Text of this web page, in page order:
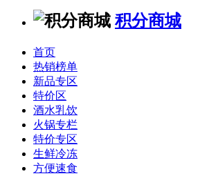
积分商城
首页
热销榜单
新品专区
特价区
酒水乳饮
火锅专栏
特价专区
生鲜冷冻
方便速食